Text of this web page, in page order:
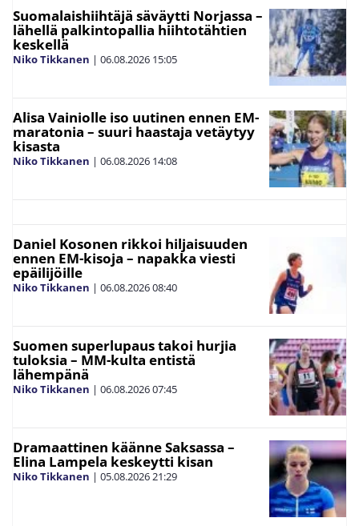
Suomalaishiihtäjä säväytti Norjassa –
lähellä palkintopallia hiihtotähtien
keskellä
Niko Tikkanen | 06.08.2026 15:05
Alisa Vainiolle iso uutinen ennen EM-
maratonia – suuri haastaja vetäytyy
kisasta
Niko Tikkanen | 06.08.2026 14:08
Daniel Kosonen rikkoi hiljaisuuden
ennen EM-kisoja – napakka viesti
epäilijöille
Niko Tikkanen | 06.08.202608:40
Suomen superlupaus takoi hurjia
tuloksia – MM-kulta entistä
lähempänä
Niko Tikkanen | 06.08.202607:45
Dramaattinen käänne Saksassa –
Elina Lampela keskeytti kisan
Niko Tikkanen | 05.08.202621:29